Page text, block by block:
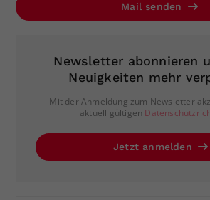
Mail senden
Newsletter abonnieren
Neuigkeiten mehr
Mit der Anmeldung zum Newsletter
aktuell gültigen
Jetzt anmelden